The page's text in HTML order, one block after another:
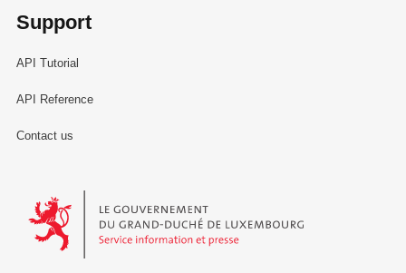
Support
API Tutorial
API Reference
Contact us
Le Gouvernement du Grand-Duché de Luxembourg - Service